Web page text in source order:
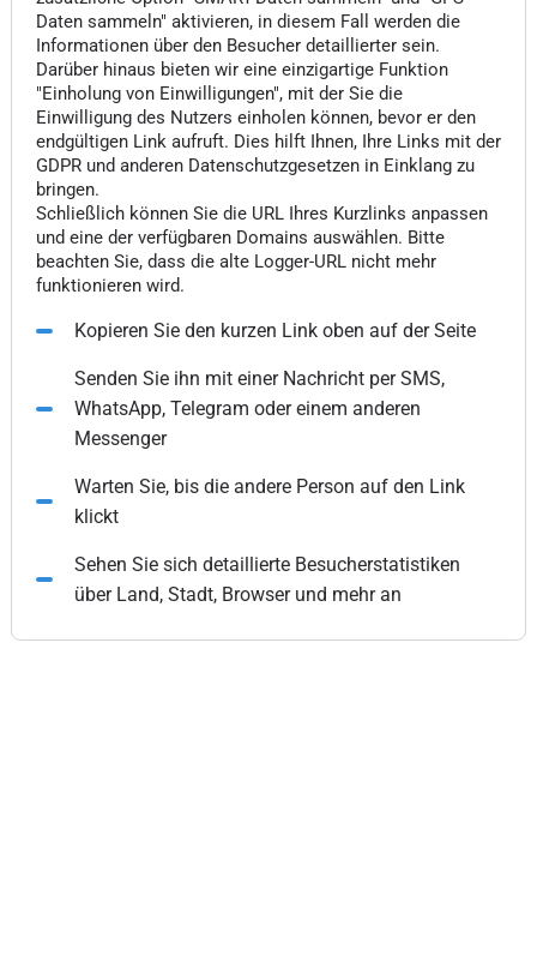
Daten sammeln" aktivieren, in diesem Fall werden die
Informationen über den Besucher detaillierter sein.
Darüber hinaus bieten wir eine einzigartige Funktion
"Einholung von Einwilligungen", mit der Sie die
Einwilligung des Nutzers einholen können, bevor er den
endgültigen Link aufruft. Dies hilft Ihnen, Ihre Links mit der
GDPR und anderen Datenschutzgesetzen in Einklang zu
bringen.
Schließlich können Sie die URL Ihres Kurzlinks anpassen
und eine der verfügbaren Domains auswählen. Bitte
beachten Sie, dass die alte Logger-URL nicht mehr
funktionieren wird.
Kopieren Sie den kurzen Link oben auf der Seite
Senden Sie ihn mit einer Nachricht per SMS,
WhatsApp, Telegram oder einem anderen
Messenger
Warten Sie, bis die andere Person auf den Link
klickt
Sehen Sie sich detaillierte Besucherstatistiken
über Land, Stadt, Browser und mehr an